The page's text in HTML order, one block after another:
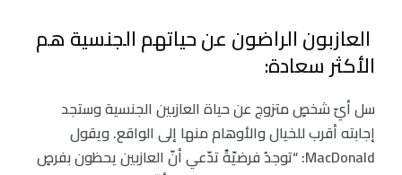
العازبون الراضون عن حياتهم الجنسية هم
الأكثر سعادة:
سل أيّ شخصٍ متزوج عن حياة العازبين الجنسية وستجد
إجابته أقرب للخيال والأوهام منها إلى الواقع. ويقول
MacDonald: “توجدُ فرضيّةٌ تدّعي أنّ العازبين يحظون بفرصٍ